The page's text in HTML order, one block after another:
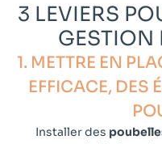
3 LEVIERS
GESTION
1. METTRE EN
EFFICACE, DES
Installer des